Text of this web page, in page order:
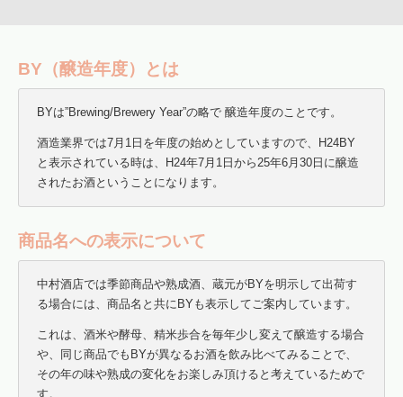
BY（醸造年度）とは
BYは”Brewing/Brewery Year”の略で 醸造年度のことです。
酒造業界では7月1日を年度の始めとしていますので、H24BY
と表示されている時は、H24年7月1日から25年6月30日に醸造
されたお酒ということになります。
商品名への表示について
中村酒店では季節商品や熟成酒、蔵元がBYを明示して出荷す
る場合には、商品名と共にBYも表示してご案内しています。
これは、酒米や酵母、精米歩合を毎年少し変えて醸造する場合
や、同じ商品でもBYが異なるお酒を飲み比べてみることで、
その年の味や熟成の変化をお楽しみ頂けると考えているためで
す。